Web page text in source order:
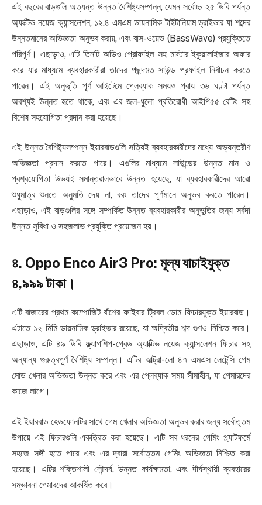
এই বছরের বাড়গুলি অত্যন্ত উন্নত বৈশিষ্ট্যসম্পন্ন, যেমন সর্বোচ্চ ২৫ ডিবি পর্যন্ত
অ্যাক্টিভ নয়েজ ক্যান্সলেশন, ১২.৪ এমএম ডায়নামিক টাইটানিয়াম ড্রাইভার যা শব্দের
উন্নতমানের অভিজ্ঞতা অনুভব করায়, এবং বাস-ওয়েভ (BassWave) প্রযুক্তিতে
পরিপূর্ণ। এছাড়াও, এটি তিনটি অডিও প্রোফাইল সহ মাস্টার ইকুয়ালাইজার অফার
করে যার মাধ্যমে ব্যবহারকারীরা তাদের পছন্দমত সাউন্ড প্রফাইল নির্বাচন করতে
পারেন। এই অনুভূতি পূর্ণ আইটেমে প্লেব্যাক সময়ও প্রায় ৩৬ ঘণ্টা পর্যন্ত
অবশ্যই উন্নত হতে থাকে, এবং এর জল-ধুলো প্রতিরোধী আইপি৫৫ রেটিং সহ
বিশেষ সহযোগিতা প্রদান করা হয়েছে।
এই উন্নত বৈশিষ্ট্যসম্পন্ন ইয়ারবাডগুলি সত্যিই ব্যবহারকারীদের মধ্যে অভ্যন্তরীণ
অভিজ্ঞতা প্রদান করতে পারে। এগুলির মাধ্যমে সাউন্ডের উন্নত মান ও
প্রশ্রয়োগিতা উভয়ই সমান্তরালভাবে উন্নত হয়েছে, যা ব্যবহারকারীদের আরো
শুধুমাত্র শুনতে অনুমতি দেয় না, বরং তাদের পূর্ণমানে অনুভব করতে পারেন।
এছাড়াও, এই বাড়গুলির সঙ্গে সম্পর্কিত উন্নত ব্যবহারকারীর অনুভূতির জন্য সর্বদা
উন্নত সুবিধা ও সহজলাভ প্রযুক্তি প্রয়োজন হয়।
৪. Oppo Enco Air3 Pro: মূল্য যাচাইযুক্ত
৪,৯৯৯ টাকা।
এটি বাজারের প্রথম কম্পোজিট বাঁশের ফাইবার ট্রিবল ডোম ফিচারযুক্ত ইয়ারবাড।
এটাতে ১২ মিমি ডায়নামিক ড্রাইভার রয়েছে, যা অদ্বিতীয় শব্দ গুণও নিশ্চিত করে।
এছাড়াও, এটি ৪৯ ডিবি ফ্ল্যাগশিপ-গ্রেড অ্যাক্টিভ নয়েজ ক্যান্সলেশন ফিচার সহ
অন্যান্য গুরুত্বপূর্ণ বৈশিষ্ট্য সম্পন্ন। এটির আল্ট্রা-লো ৪৭ এমএস লেটেন্সি গেম
মোড খেলার অভিজ্ঞতা উন্নত করে এবং এর প্লেব্যাক সময় সীমাহীন, যা গেমারদের
কাজে লাগে।
এই ইয়ারবাড হেডফোনটির সাথে গেম খেলার অভিজ্ঞতা অনুভব করার জন্য সর্বোত্তম
উপায়ে এই ফিচারগুলি একত্রিত করা হয়েছে। এটি সব ধরনের গেমিং প্ল্যাটফর্মে
সহজে সঙ্গী হতে পারে এবং এর দ্বারা সর্বোত্তম গেমিং অভিজ্ঞতা নিশ্চিত করা
হয়েছে। এটির শক্তিশালী সৌন্দর্য, উন্নত কার্যক্ষমতা, এবং দীর্ঘস্থায়ী ব্যবহারের
সম্ভাবনা গেমারদের আকর্ষিত করে।